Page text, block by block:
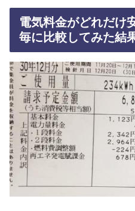
電気料金がどれだけ
毎に比較してみた結